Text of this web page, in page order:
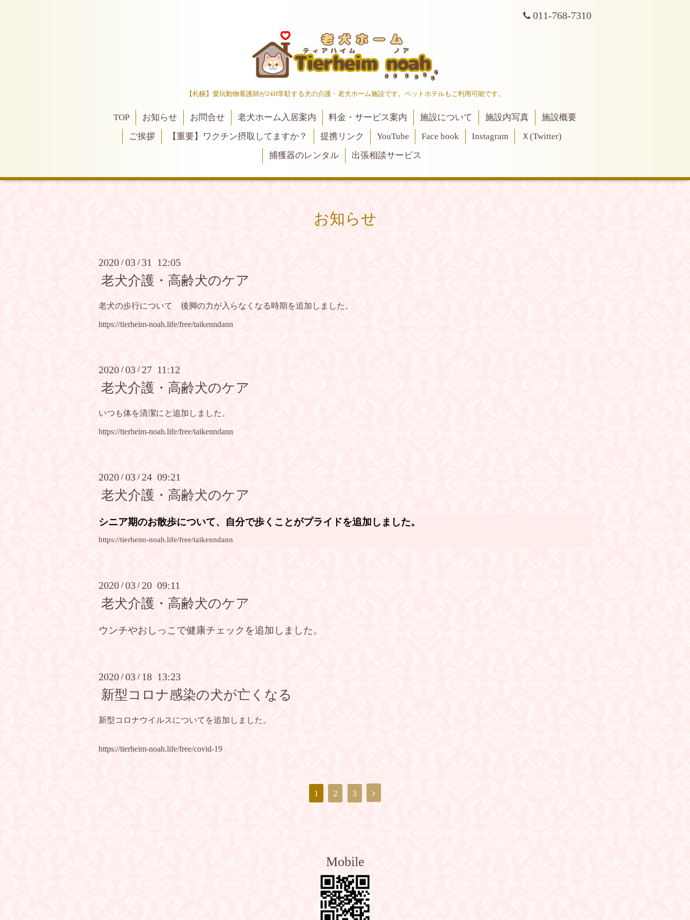
011-768-7310
【札幌】愛玩動物看護師が24H常駐する犬の介護・老犬ホーム施設です。ペットホテルもご利用可能です。
TOP お知らせ お問合せ 老犬ホーム入居案内 料金・サービス案内 施設について 施設内写真
施設概要
ご挨拶
【重要】ワクチン摂取してますか？ 提携リンク YouTube Face book Instagram
Ｘ(Twitter)
捕獲器のレンタル
出張相談サービス
お知らせ
2020 /03 / 31 12:05
老犬介護・高齢犬のケア
老犬の歩行について 後脚の力が入らなくなる時期を追加しました。
https://tierheim-noah.life/free/taikenndann
2020 /03 / 27 11:12
老犬介護・高齢犬のケア
いつも体を清潔にと追加しました。
https://tierheim-noah.life/free/taikenndann
2020 /03 / 24 09:21
老犬介護・高齢犬のケア
シニア期のお散歩について、 自分で歩くことがプライドを追加しました。
https://tierheim-noah.life/free/taikenndann
2020 /03 / 20 09:11
老犬介護・高齢犬のケア
ウンチやおしっこで健康チェックを追加しました。
2020 /03 / 18 13:23
新型コロナ感染の犬が亡くなる
新型コロナウイルスについてを追加しました。
https://tierheim-noah.life/free/covid-19
1 2 3
Mobile